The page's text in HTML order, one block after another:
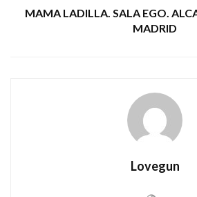
MAMA LADILLA. SALA EGO.
MADRID
Lovegun